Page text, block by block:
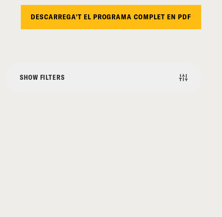
DESCARREGA'T EL PROGRAMA COMPLET EN PDF
SHOW FILTERS